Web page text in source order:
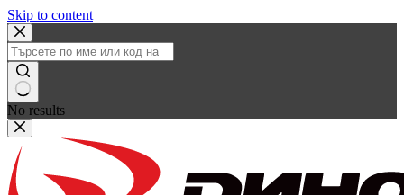
Skip to content
No results